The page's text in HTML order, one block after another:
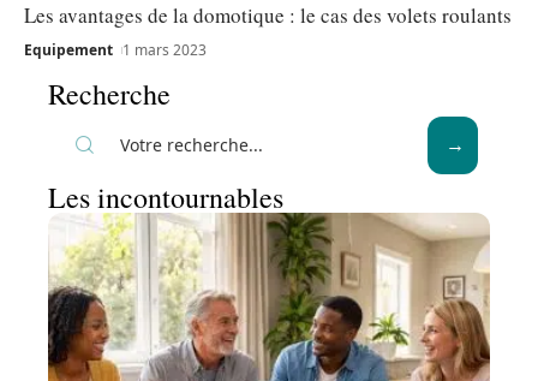
Les avantages de la domotique : le cas des volets roulants
Equipement 1 mars 2023
Recherche
Les incontournables